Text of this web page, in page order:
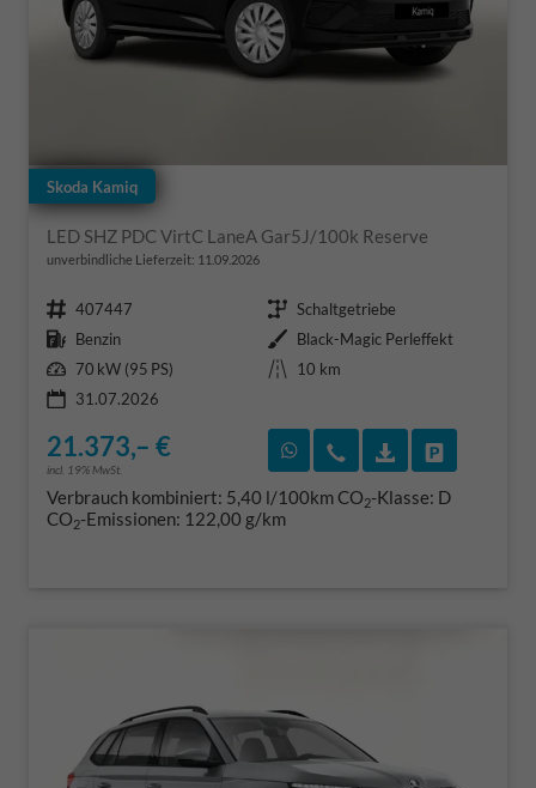
Skoda Kamiq
LED SHZ PDC VirtC LaneA Gar5J/100k Reserve
unverbindliche Lieferzeit: 11.09.2026
Fahrzeugnr. 407447 Getriebe Schaltgetriebe
Kraftstoff Benzin Außenfarbe Black-Magic Perleffekt
Leistung 70 kW (95 PS) Kilometerstand
10 km
31.07.2026
21.373,– €
incl. 19% MwSt.
Rückruf vereinbaren
Wir rufen Sie an
Verbrauch kombiniert: 5,40 l/100kmCO2-Klasse: D
CO2-Emissionen: 122,00 g/km